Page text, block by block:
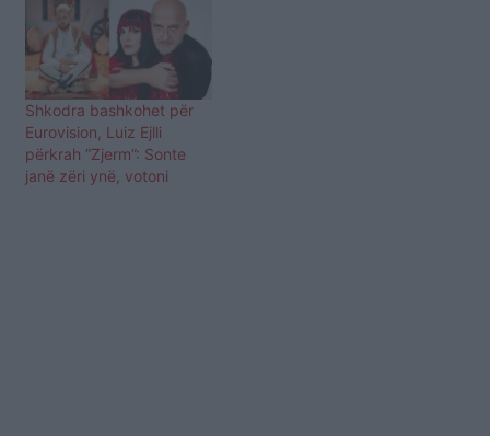
Shkodra bashkohet për
Eurovision, Luiz Ejlli
përkrah “Zjerm”: Sonte
janë zëri ynë, votoni